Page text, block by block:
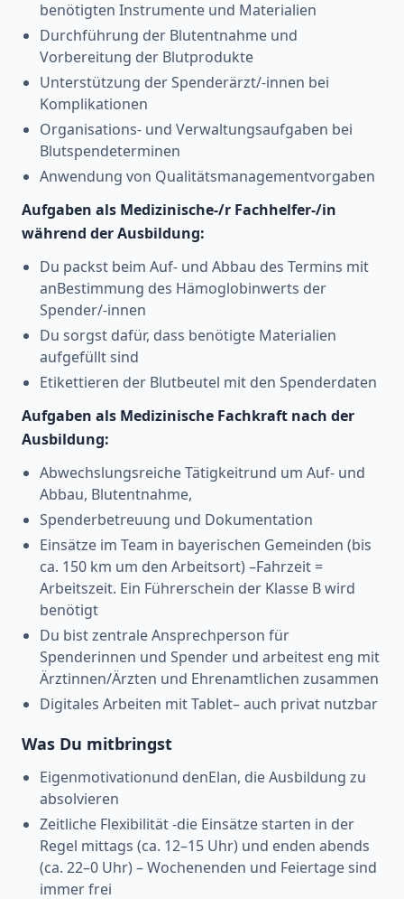
benötigten Instrumente und Materialien
Durchführung der Blutentnahme und
Vorbereitung der Blutprodukte
Unterstützung der Spenderärzt/-innen bei
Komplikationen
Organisations- und Verwaltungsaufgaben bei
Blutspendeterminen
Anwendung von Qualitätsmanagementvorgaben
Aufgaben als Medizinische-/r Fachhelfer-/in
während der Ausbildung:
Du packst beim Auf- und Abbau des Termins mit
anBestimmung des Hämoglobinwerts der
Spender/-innen
Du sorgst dafür, dass benötigte Materialien
aufgefüllt sind
Etikettieren der Blutbeutel mit den Spenderdaten
Aufgaben als Medizinische Fachkraft nach der
Ausbildung:
Abwechslungsreiche Tätigkeitrund um Auf- und
Abbau, Blutentnahme,
Spenderbetreuung und Dokumentation
Einsätze im Team in bayerischen Gemeinden (bis
ca. 150 km um den Arbeitsort) –Fahrzeit =
Arbeitszeit. Ein Führerschein der Klasse B wird
benötigt
Du bist zentrale Ansprechperson für
Spenderinnen und Spender und arbeitest eng mit
Ärztinnen/Ärzten und Ehrenamtlichen zusammen
Digitales Arbeiten mit Tablet– auch privat nutzbar
Was Du mitbringst
Eigenmotivationund denElan, die Ausbildung zu
absolvieren
Zeitliche Flexibilität -die Einsätze starten in der
Regel mittags (ca. 12–15 Uhr) und enden abends
(ca. 22–0 Uhr) – Wochenenden und Feiertage sind
immer frei